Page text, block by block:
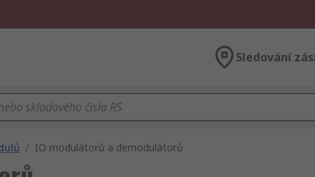
Sledování
/ IO modulátorů a demodulátorů